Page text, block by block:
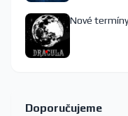
Nové
Doporučujeme